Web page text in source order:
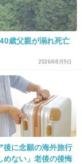
！
歳父親が溺れ死亡
2026年8月9日
後に念願の海外旅行
めない」老後の後悔